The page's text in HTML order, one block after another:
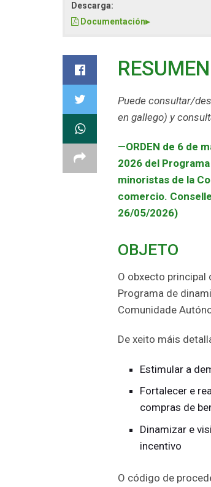
Descarga:
Documentación▸
Puede consultar/
en gallego) y
—ORDEN de 6 de
2026 del
minoristas de la
comercio.
26/05/2026)
OBJETO
O obxecto
Programa de
Comunidade
De xeito máis
Estimular a
Fortalecer e
compras de
Dinamizar e
incentivo
O código de